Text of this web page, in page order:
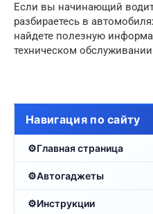
Если вы начинающий
разбираетесь в
найдете полезную
техническом
Навигация по сайту
Главная страница
Автогаджеты
Инструкции